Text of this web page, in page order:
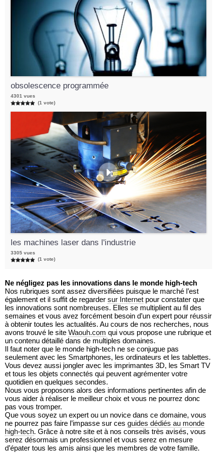
obsolescence programmée
4301 vues
(1 vote)
les machines laser dans l'industrie
3305 vues
(1 vote)
Ne négligez pas les innovations dans le monde high-tech
Nos rubriques sont assez diversifiées puisque le marché l’est
également et il suffit de regarder sur Internet pour constater que
les innovations sont nombreuses. Elles se multiplient au fil des
semaines et vous avez forcément besoin d’un expert pour réussir
à obtenir toutes les actualités. Au cours de nos recherches, nous
avons trouvé le site Waouh.com qui vous propose une rubrique et
un contenu détaillé dans de multiples domaines.
Il faut noter que le monde high-tech ne se conjugue pas
seulement avec les Smartphones, les ordinateurs et les tablettes.
Vous devez aussi jongler avec les imprimantes 3D, les Smart TV
et tous les objets connectés qui peuvent agrémenter votre
quotidien en quelques secondes.
Nous vous proposons alors des informations pertinentes afin de
vous aider à réaliser le meilleur choix et vous ne pourrez donc
pas vous tromper.
Que vous soyez un expert ou un novice dans ce domaine, vous
ne pourrez pas faire l’impasse sur ces guides dédiés au monde
high-tech. Grâce à notre site et à nos conseils très avisés, vous
serez désormais un professionnel et vous serez en mesure
d’épater tous les amis ainsi que les membres de votre famille.